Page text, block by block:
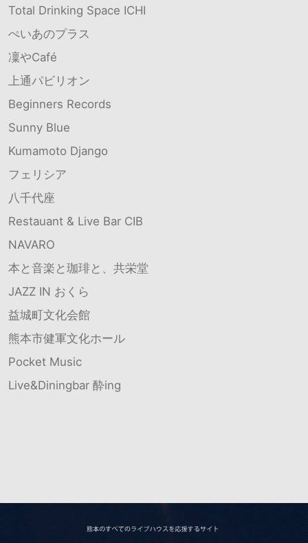
Total Drinking Space ICHI
ぺいあのプラス
凜やCafé
上通パビリオン
Beginners Records
Sunny Blue
Kumamoto Django
フェリシア
八千代座
Restauant & Live Bar CIB
NAVARO
本と音楽と珈琲と、共栄堂
JAZZ IN おくら
益城町文化会館
熊本市健軍文化ホール
Pocket Music
Live&Diningbar 酔ing